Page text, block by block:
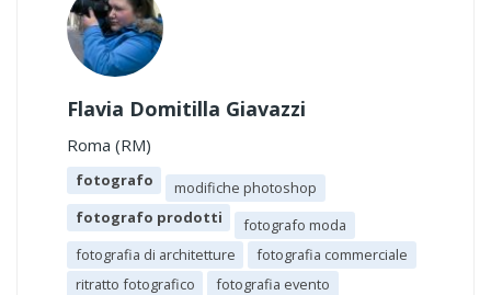
Flavia Domitilla Giavazzi
Roma (RM)
fotografo
modifiche photoshop
fotografo prodotti
fotografo moda
fotografia di architetture
fotografia commerciale
ritratto fotografico
fotografia evento